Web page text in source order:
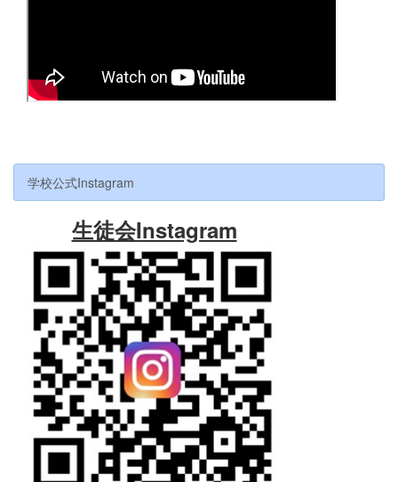
学校公式Instagram
生徒会Instagram